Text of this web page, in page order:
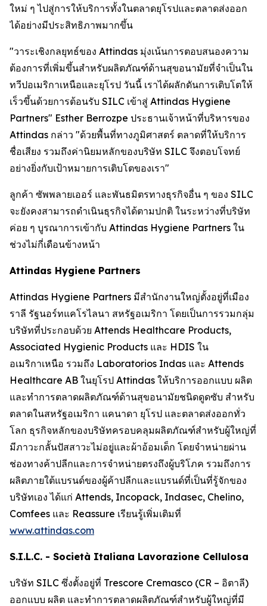
ใหม่ ๆ ไปสู่การให้บริการทั้งในตลาดยุโรปและตลาดส่งออก
ได้อย่างมีประสิทธิภาพมากขึ้น
"วาระเชิงกลยุทธ์ของ Attindas มุ่งเน้นการตอบสนองความ
ต้องการที่เพิ่มขึ้นสำหรับผลิตภัณฑ์ด้านสุขอนามัยที่จำเป็นใน
ทวีปอเมริกาเหนือและยุโรป วันนี้ เราได้ผลักดันการเติบโตให้
เร็วขึ้นด้วยการต้อนรับ SILC เข้าสู่ Attindas Hygiene
Partners" Esther Berrozpe ประธานเจ้าหน้าที่บริหารของ
Attindas กล่าว "ด้วยพื้นที่ทางภูมิศาสตร์ ตลาดที่ให้บริการ
ชื่อเสียง รวมถึงค่านิยมหลักของบริษัท SILC จึงตอบโจทย์
อย่างยิ่งกับเป้าหมายการเติบโตของเรา"
ลูกค้า ซัพพลายเออร์ และพันธมิตรทางธุรกิจอื่น ๆ ของ SILC
จะยังคงสามารถดำเนินธุรกิจได้ตามปกติ ในระหว่างที่บริษัท
ค่อย ๆ บูรณาการเข้ากับ Attindas Hygiene Partners ใน
ช่วงไม่กี่เดือนข้างหน้า
Attindas Hygiene Partners
Attindas Hygiene Partners มีสำนักงานใหญ่ตั้งอยู่ที่เมือง
ราลี รัฐนอร์ทแคโรไลนา สหรัฐอเมริกา โดยเป็นการรวมกลุ่ม
บริษัทที่ประกอบด้วย Attends Healthcare Products,
Associated Hygienic Products และ HDIS ใน
อเมริกาเหนือ รวมถึง Laboratorios Indas และ Attends
Healthcare AB ในยุโรป Attindas ให้บริการออกแบบ ผลิต
และทำการตลาดผลิตภัณฑ์ด้านสุขอนามัยชนิดดูดซับ สำหรับ
ตลาดในสหรัฐอเมริกา แคนาดา ยุโรป และตลาดส่งออกทั่ว
โลก ธุรกิจหลักของบริษัทครอบคลุมผลิตภัณฑ์สำหรับผู้ใหญ่ที่
มีภาวะกลั้นปัสสาวะไม่อยู่และผ้าอ้อมเด็ก โดยจำหน่ายผ่าน
ช่องทางค้าปลีกและการจำหน่ายตรงถึงผู้บริโภค รวมถึงการ
ผลิตภายใต้แบรนด์ของผู้ค้าปลีกและแบรนด์ที่เป็นที่รู้จักของ
บริษัทเอง ได้แก่ Attends, Incopack, Indasec, Chelino,
Comfees และ Reassure เรียนรู้เพิ่มเติมที่
www.attindas.com
S.I.L.C. - Società Italiana Lavorazione Cellulosa
บริษัท SILC ซึ่งตั้งอยู่ที่ Trescore Cremasco (CR – อิตาลี)
ออกแบบ ผลิต และทำการตลาดผลิตภัณฑ์สำหรับผู้ใหญ่ที่มี